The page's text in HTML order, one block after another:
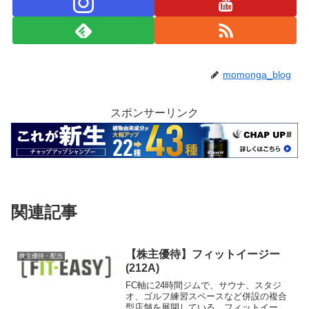
momonga_blog
スポンサーリンク
関連記事
株主優待・配当
【株主優待】フィットイージー
(212A)
FC軸に24時間ジムで、サウナ、スタジ
オ、ゴルフ練習スペースなど併設の複合